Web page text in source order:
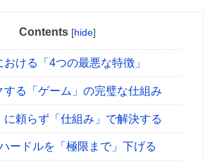
Contents [hide]
ける「4つの最悪な特徴」
する「ゲーム」の完璧な仕組み
に頼らず「仕組み」で解決する
ードルを「極限まで」下げる